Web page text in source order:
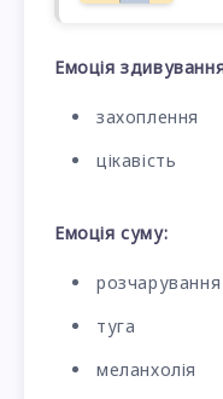
Емоція
захоплення
цікавість
Емоція суму:
розчарування
туга
меланхолія